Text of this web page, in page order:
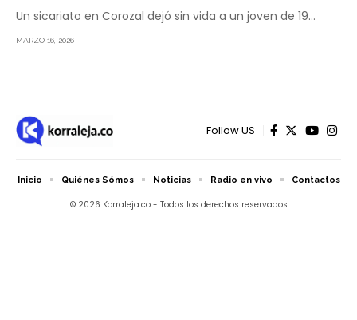
Un sicariato en Corozal dejó sin vida a un joven de 19…
MARZO 16, 2026
Follow US
© 2026 Korraleja.co - Todos los derechos reservados
Inicio Quiénes Sómos Noticias Radio en vivo Contactos